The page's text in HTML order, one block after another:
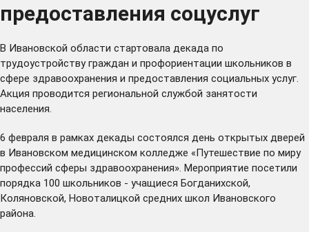
предоставления соцуслуг
В Ивановской области стартовала декада по
трудоустройству граждан и профориентации школьников в
сфере здравоохранения и предоставления социальных услуг.
Акция проводится региональной службой занятости
населения.
6 февраля в рамках декады состоялся день открытых дверей
в Ивановском медицинском колледже «Путешествие по миру
профессий сферы здравоохранения». Мероприятие посетили
порядка 100 школьников - учащиеся Богданихской,
Коляновской, Новоталицкой средних школ Ивановского
района.